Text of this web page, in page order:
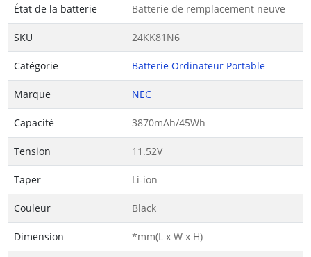
État de la batterie Batterie de remplacement neuve
SKU 24KK81N6
Catégorie Batterie Ordinateur Portable
Marque NEC
Capacité 3870mAh/45Wh
Tension 11.52V
Taper Li-ion
Couleur Black
Dimension *mm(L x W x H)